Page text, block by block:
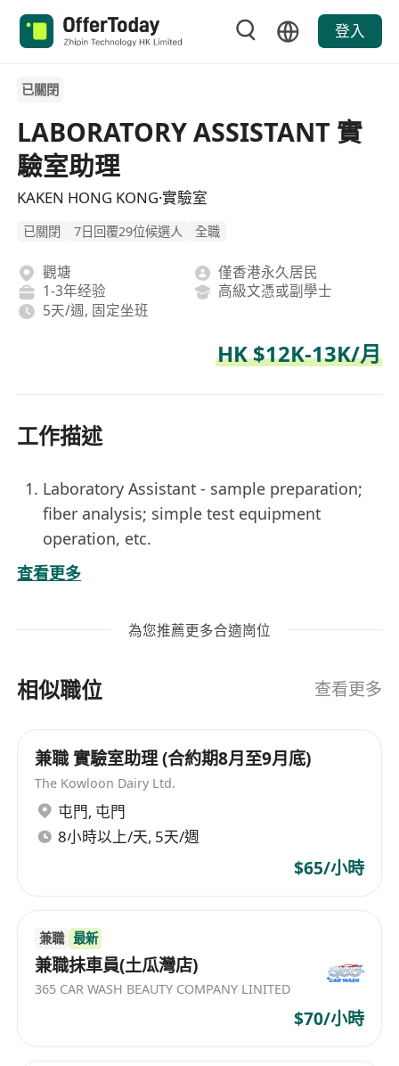
登入
已關閉
LABORATORY ASSISTANT 實
驗室助理
KAKEN HONG KONG·實驗室
已關閉 7日回覆29位候選人 全職
觀塘
僅香港永久居民
1-3年经验
高級文憑或副學士
5天/週, 固定坐班
HK $12K-13K/月
工作描述
Laboratory Assistant - sample preparation;
fiber analysis; simple test equipment
operation, etc.
Chemical Assistant - chemical testing, simple
test machine operation, data analysis, etc.
provided - located in Kwun Tong office area;
performance bonus, etc.
查看更多
為您推薦更多合適崗位
相似職位 查看更多
兼職 實驗室助理 (合約期8月至9月底)
The Kowloon Dairy Ltd.
屯門, 屯門
8小時以上/天, 5天/週
$65/小時
兼職 最新
兼職抺車員(土瓜灣店)
365 CAR WASH BEAUTY COMPANY LINITED
$70/小時